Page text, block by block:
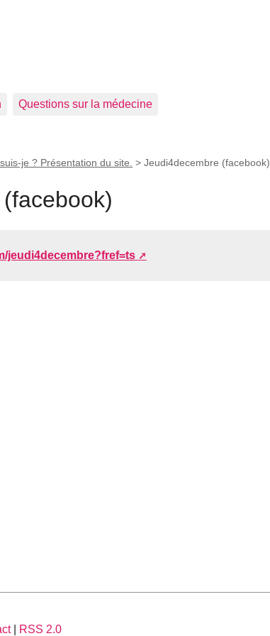
Questions sur la médecine
je ? Présentation du site. > Jeudi4decembre (facebook)
jeudi4decembre?fref=ts
| RSS 2.0